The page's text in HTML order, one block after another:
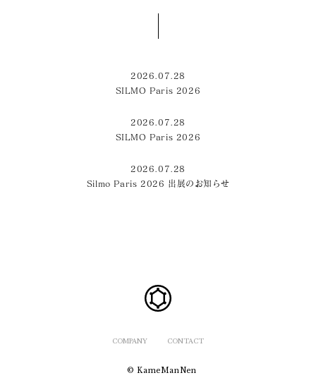
2026.07.28
SILMO Paris 2026
2026.07.28
SILMO Paris 2026
2026.07.28
Silmo Paris 2026 出展のお知らせ
COMPANY CONTACT
© KameManNen